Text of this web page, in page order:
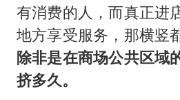
有消费的人，而真正进
地方享受服务，那横竖
除非是在商场公共区域
挤多久。